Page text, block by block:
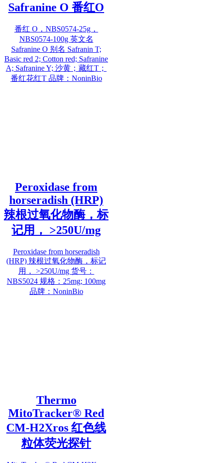
Safranine O 番红O
番红 O，NBS0574-25g，
NBS0574-100g 英文名
Safranine O 别名 Safranin T;
Basic red 2; Cotton red; Safranine
A; Safranine Y; 沙黄；藏红T；
番红花红T 品牌：NoninBio
Peroxidase from
horseradish (HRP)
辣根过氧化物酶，标
记用， >250U/mg
Peroxidase from horseradish
(HRP) 辣根过氧化物酶，标记
用， >250U/mg 货号：
NBS5024 规格：25mg; 100mg
品牌：NoninBio
Thermo
MitoTracker® Red
CM-H2Xros 红色线
粒体荧光探针